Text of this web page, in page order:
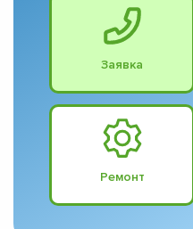
Заявка
Ремонт